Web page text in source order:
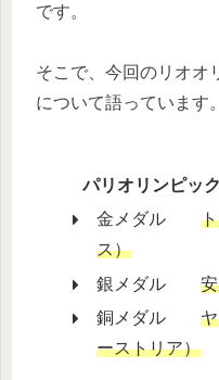
です。
そこで、今回のリオオ
について語っています。
パリオリンピッ
金メダル
ス）
銀メダル
銅メダル
ーストリア）